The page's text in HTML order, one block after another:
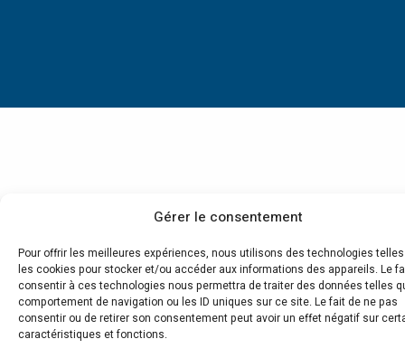
Gérer le consentement
Pour offrir les meilleures expériences, nous utilisons des technologies
les cookies pour stocker et/ou accéder aux informations des appareils. Le
consentir à ces technologies nous permettra de traiter des données telles
comportement de navigation ou les ID uniques sur ce site. Le fait de ne pas
consentir ou de retirer son consentement peut avoir un effet négatif sur
caractéristiques et fonctions.